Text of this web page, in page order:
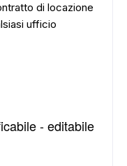
di locazione
ufficio
- editabile